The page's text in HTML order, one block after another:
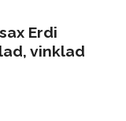
Erdi
vinklad